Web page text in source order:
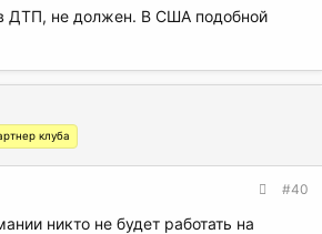
ДТП, не должен. В США подобной
клуба
#40
никто не будет работать на